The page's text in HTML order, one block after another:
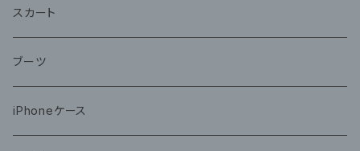
スカート
ブーツ
iPhoneケース